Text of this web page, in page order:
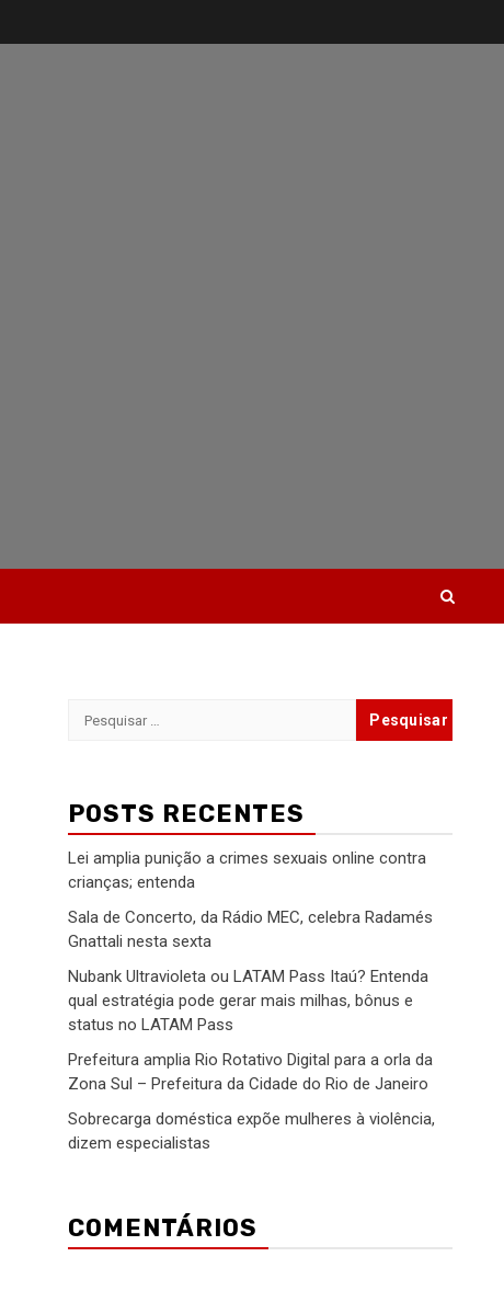
Pesquisar
POSTS RECENTES
Lei amplia punição a crimes sexuais online contra
crianças; entenda
Sala de Concerto, da Rádio MEC, celebra Radamés
Gnattali nesta sexta
Nubank Ultravioleta ou LATAM Pass Itaú? Entenda
qual estratégia pode gerar mais milhas, bônus e
status no LATAM Pass
Prefeitura amplia Rio Rotativo Digital para a orla da
Zona Sul – Prefeitura da Cidade do Rio de Janeiro
Sobrecarga doméstica expõe mulheres à violência,
dizem especialistas
COMENTÁRIOS